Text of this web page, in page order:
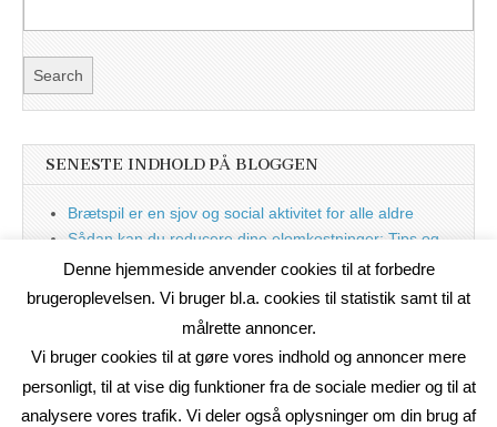
SENESTE INDHOLD PÅ BLOGGEN
Brætspil er en sjov og social aktivitet for alle aldre
Sådan kan du reducere dine elomkostninger: Tips og
tricks til at spare på elprisen
Nu med blog
Denne hjemmeside anvender cookies til at forbedre
brugeroplevelsen. Vi bruger bl.a. cookies til statistik samt til at
målrette annoncer.
Vi bruger cookies til at gøre vores indhold og annoncer mere
personligt, til at vise dig funktioner fra de sociale medier og til at
analysere vores trafik. Vi deler også oplysninger om din brug af